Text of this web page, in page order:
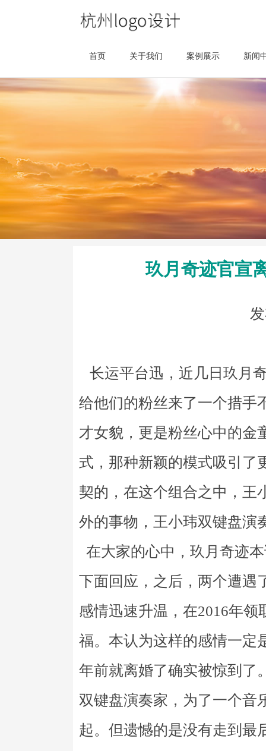
首页 关于我们 案例展示 新闻
玖月奇迹官宣
长运平台迅，近几日玖月
给他们的粉丝来了一个措手
才女貌，更是粉丝心中的金
式，那种新颖的模式吸引了
契的，在这个组合之中，王
外的事物，王小玮双键盘演
在大家的心中，玖月奇迹
下面回应，之后，两个遭遇
感情迅速升温，在2016年
福。本认为这样的感情一定
年前就离婚了确实被惊到了
双键盘演奏家，为了一个音
起。但遗憾的是没有走到最